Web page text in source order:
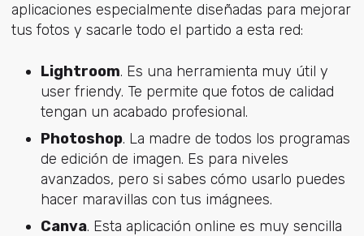
aplicaciones especialmente diseñadas para mejorar
tus fotos y sacarle todo el partido a esta red:
Lightroom. Es una herramienta muy útil y
user friendy. Te permite que fotos de calidad
tengan un acabado profesional.
Photoshop. La madre de todos los programas
de edición de imagen. Es para niveles
avanzados, pero si sabes cómo usarlo puedes
hacer maravillas con tus imágnees.
Canva. Esta aplicación online es muy sencilla